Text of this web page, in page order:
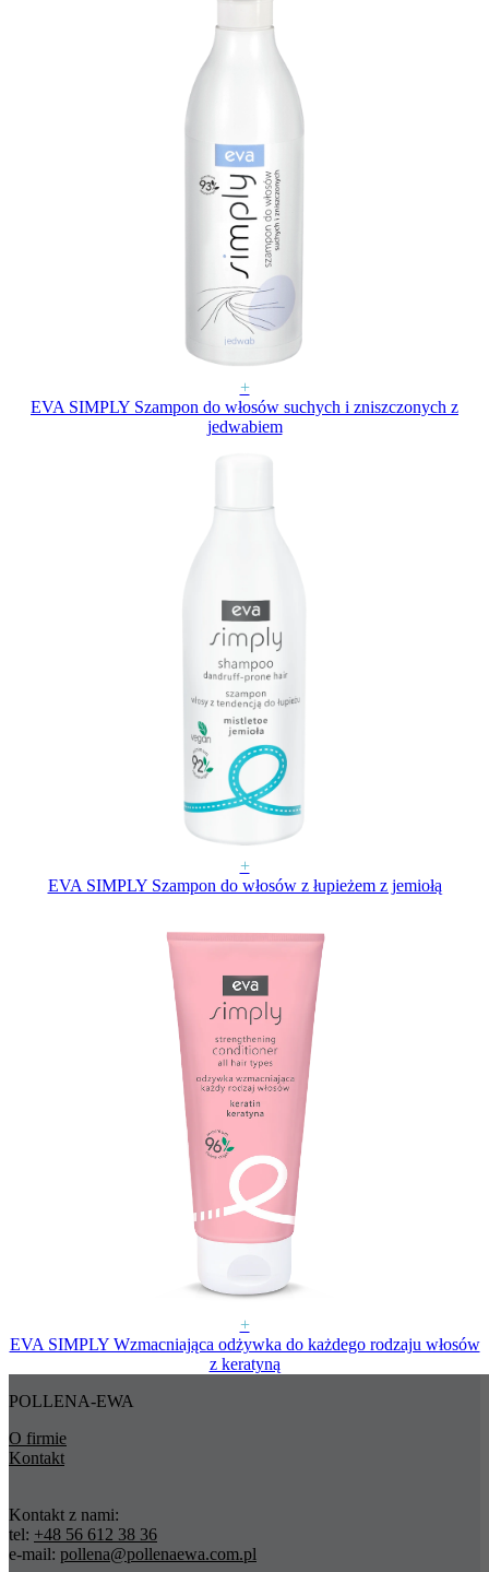
+
EVA SIMPLY Szampon do włosów suchych i zniszczonych z
jedwabiem
+
EVA SIMPLY Szampon do włosów z łupieżem z jemiołą
+
EVA SIMPLY Wzmacniająca odżywka do każdego rodzaju włosów
z keratyną
POLLENA-EWA
O firmie
Kontakt
Kontakt z nami:
tel: +48 56 612 38 36
e-mail: pollena@pollenaewa.com.pl